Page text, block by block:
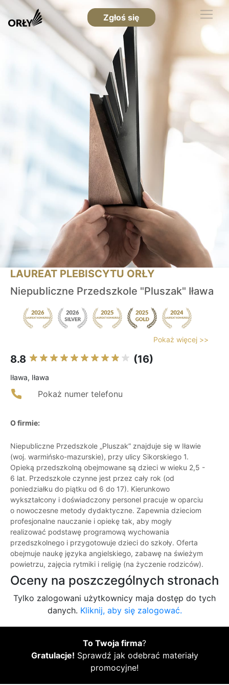
Zgłoś się
LAUREAT PLEBISCYTU ORŁY
Niepubliczne Przedszkole "Pluszak" Iława
Pokaż więcej >>
8.8 (16)
Iława, Iława
Pokaż numer telefonu
O firmie:
Niepubliczne Przedszkole „Pluszak” znajduje się w Iławie
(woj. warmińsko-mazurskie), przy ulicy Sikorskiego 1.
Opieką przedszkolną obejmowane są dzieci w wieku 2,5 -
6 lat. Przedszkole czynne jest przez cały rok (od
poniedziałku do piątku od 6 do 17). Kierunkowo
wykształcony i doświadczony personel pracuje w oparciu
o nowoczesne metody dydaktyczne. Zapewnia dzieciom
profesjonalne nauczanie i opiekę tak, aby mogły
realizować podstawę programową wychowania
przedszkolnego i przygotowuje dzieci do szkoły. Oferta
obejmuje naukę języka angielskiego, zabawę na świeżym
powietrzu, zajęcia rytmiki i religię (na życzenie rodziców).
Oceny na poszczególnych stronach
Tylko zalogowani użytkownicy maja dostęp do tych
danych. Kliknij, aby się zalogować.
To Twoja firma?
Gratulacje! Sprawdź jak odebrać materiały
promocyjne!